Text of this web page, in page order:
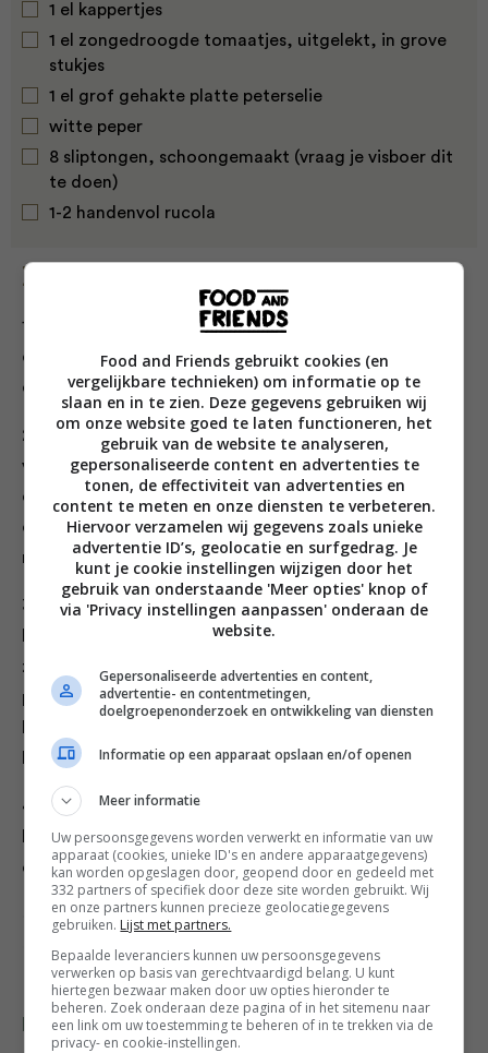
1 el kappertjes
1 el zongedroogde tomaatjes, uitgelekt, in grove
stukjes
1 el grof gehakte platte peterselie
witte peper
8 sliptongen, schoongemaakt (vraag je visboer dit
te doen)
1-2 handenvol rucola
Bereiding
1. Verwijder het witte velletje aan de binnenkant van
de citroenschil, gooi het weg en snijd de schil in heel
dunne reepjes.
2. Verhit 2 eetlepels van de olie in een koekenpan,
voeg de knoflook, olijven, kappertjes en tomaatjes toe
en bak dit alles 2 minuten. Voeg de meeste
citroenschil toe plus de peterselie en breng op smaak
met zout en peper.
3. Verhit een scheut arachideolie in een grote
koekenpan op hoog vuur. Strooi wat witte peper en
zout over de sliptongen, leg de vis (in porties) in de
pan en bak ze in 3-4 minuten per kant gaar. Als je
loskomt van de graat, is-ie gaar.
4. Verdeel over elk bord 2 sliptongen, wat van het
kappertjesmengsel en de rucola, strooi de overige
citroenschil erover en bedruppel met wat olijfolie.
Credits tekst: Dorette Kostwinder; Recepten Bart van
Olphen; Fotografie Saskia van Osnabrugge; Styling Inge
Tichelaar.
Deel dit recept
Food and Friends gebruikt cookies (en
vergelijkbare technieken) om informatie op te
slaan en in te zien. Deze gegevens gebruiken wij
om onze website goed te laten functioneren, het
gebruik van de website te analyseren,
gepersonaliseerde content en advertenties te
tonen, de effectiviteit van advertenties en
content te meten en onze diensten te verbeteren.
Hiervoor verzamelen wij gegevens zoals unieke
advertentie ID’s, geolocatie en surfgedrag. Je
kunt je cookie instellingen wijzigen door het
gebruik van onderstaande 'Meer opties' knop of
via 'Privacy instellingen aanpassen' onderaan de
website.
Gepersonaliseerde advertenties en content,
advertentie- en contentmetingen,
doelgroepenonderzoek en ontwikkeling van diensten
Informatie op een apparaat opslaan en/of openen
Meer informatie
Uw persoonsgegevens worden verwerkt en informatie van uw
apparaat (cookies, unieke ID's en andere apparaatgegevens)
kan worden opgeslagen door, geopend door en gedeeld met
332 partners of specifiek door deze site worden gebruikt. Wij
en onze partners kunnen precieze geolocatiegegevens
gebruiken. Lijst met partners.
Bepaalde leveranciers kunnen uw persoonsgegevens
verwerken op basis van gerechtvaardigd belang. U kunt
hiertegen bezwaar maken door uw opties hieronder te
beheren. Zoek onderaan deze pagina of in het sitemenu naar
een link om uw toestemming te beheren of in te trekken via de
privacy- en cookie-instellingen.